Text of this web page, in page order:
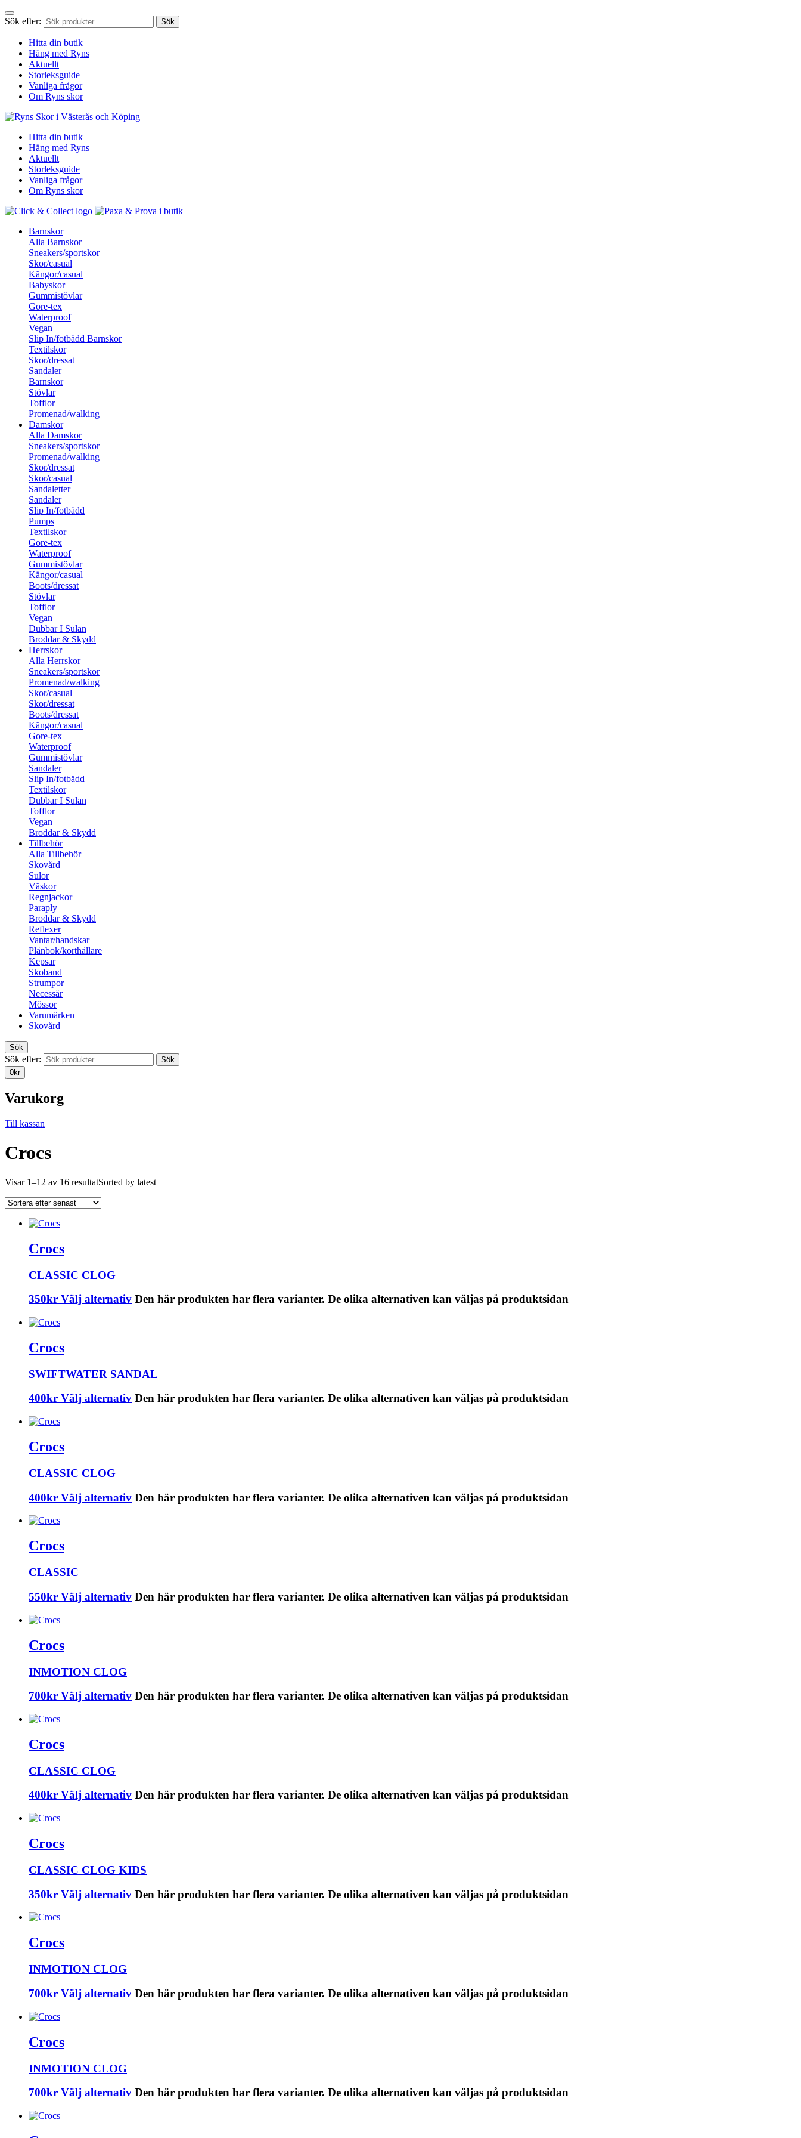
Sök efter: Sök
Hitta din butik
Häng med Ryns
Aktuellt
Storleksguide
Vanliga frågor
Om Ryns skor
Hitta din butik
Häng med Ryns
Aktuellt
Storleksguide
Vanliga frågor
Om Ryns skor
Barnskor
Alla Barnskor
Sneakers/sportskor
Skor/casual
Kängor/casual
Babyskor
Gummistövlar
Gore-tex
Waterproof
Vegan
Slip In/fotbädd Barnskor
Textilskor
Skor/dressat
Sandaler
Barnskor
Stövlar
Tofflor
Promenad/walking
Damskor
Alla Damskor
Sneakers/sportskor
Promenad/walking
Skor/dressat
Skor/casual
Sandaletter
Sandaler
Slip In/fotbädd
Pumps
Textilskor
Gore-tex
Waterproof
Gummistövlar
Kängor/casual
Boots/dressat
Stövlar
Tofflor
Vegan
Dubbar I Sulan
Broddar & Skydd
Herrskor
Alla Herrskor
Sneakers/sportskor
Promenad/walking
Skor/casual
Skor/dressat
Boots/dressat
Kängor/casual
Gore-tex
Waterproof
Gummistövlar
Sandaler
Slip In/fotbädd
Textilskor
Dubbar I Sulan
Tofflor
Vegan
Broddar & Skydd
Tillbehör
Alla Tillbehör
Skovård
Sulor
Väskor
Regnjackor
Paraply
Broddar & Skydd
Reflexer
Vantar/handskar
Plånbok/korthållare
Kepsar
Skoband
Strumpor
Necessär
Mössor
Varumärken
Skovård
Sök
Sök efter:
Sök
0kr
Varukorg
Till kassan
Crocs
Visar 1–12 av 16 resultatSorted by latest
Crocs
CLASSIC CLOG
350kr Välj alternativ Den här produkten har flera varianter. De olika alternativen kan väljas på produktsidan
Crocs
SWIFTWATER SANDAL
400kr Välj alternativ Den här produkten har flera varianter. De olika alternativen kan väljas på produktsidan
Crocs
CLASSIC CLOG
400kr Välj alternativ Den här produkten har flera varianter. De olika alternativen kan väljas på produktsidan
Crocs
CLASSIC
550kr Välj alternativ Den här produkten har flera varianter. De olika alternativen kan väljas på produktsidan
Crocs
INMOTION CLOG
700kr Välj alternativ Den här produkten har flera varianter. De olika alternativen kan väljas på produktsidan
Crocs
CLASSIC CLOG
400kr Välj alternativ Den här produkten har flera varianter. De olika alternativen kan väljas på produktsidan
Crocs
CLASSIC CLOG KIDS
350kr Välj alternativ Den här produkten har flera varianter. De olika alternativen kan väljas på produktsidan
Crocs
INMOTION CLOG
700kr Välj alternativ Den här produkten har flera varianter. De olika alternativen kan väljas på produktsidan
Crocs
INMOTION CLOG
700kr Välj alternativ Den här produkten har flera varianter. De olika alternativen kan väljas på produktsidan